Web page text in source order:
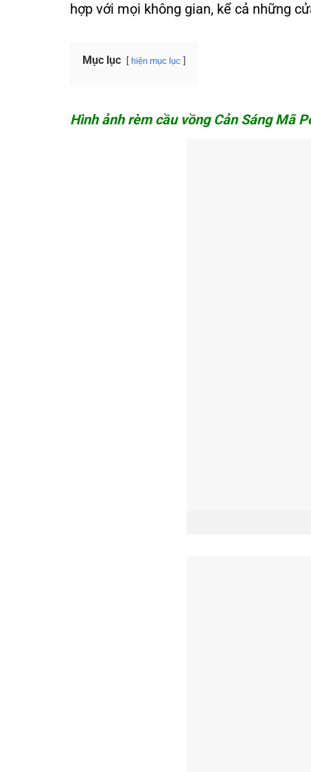
hợp với mọi không gian, kể cả những
Mục lục hiện mục lục
Hình ảnh rèm cầu vồng Cản Sáng Mã